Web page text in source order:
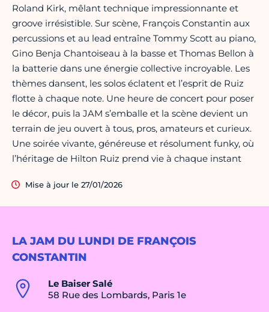
LA JAM DU LUNDI DE FRANÇOIS
CONSTANTIN
Le Baiser Salé
58 Rue des Lombards, Paris 1e
Roland Kirk, mêlant technique impressionnante et
groove irrésistible. Sur scène, François Constantin aux
percussions et au lead entraîne Tommy Scott au piano,
Gino Benja Chantoiseau à la basse et Thomas Bellon à
la batterie dans une énergie collective incroyable. Les
thèmes dansent, les solos éclatent et l’esprit de Ruiz
flotte à chaque note. Une heure de concert pour poser
le décor, puis la JAM s’emballe et la scène devient un
terrain de jeu ouvert à tous, pros, amateurs et curieux.
Une soirée vivante, généreuse et résolument funky, où
l’héritage de Hilton Ruiz prend vie à chaque instant
Mise à jour le 27/01/2026